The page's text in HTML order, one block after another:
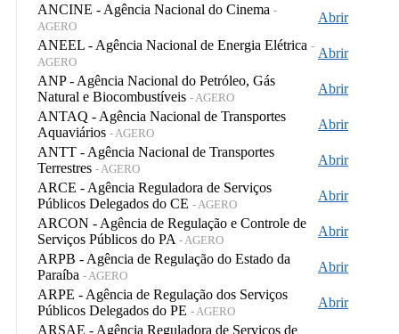
ANCINE - Agência Nacional do Cinema -
AGERO
Abrir
ANEEL - Agência Nacional de Energia Elétrica -
AGERO
Abrir
ANP - Agência Nacional do Petróleo, Gás
Natural e Biocombustíveis - AGERO
Abrir
ANTAQ - Agência Nacional de Transportes
Aquaviários - AGERO
Abrir
ANTT - Agência Nacional de Transportes
Terrestres - AGERO
Abrir
ARCE - Agência Reguladora de Serviços
Públicos Delegados do CE - AGERO
Abrir
ARCON - Agência de Regulação e Controle de
Serviços Públicos do PA - AGERO
Abrir
ARPB - Agência de Regulação do Estado da
Paraíba - AGERO
Abrir
ARPE - Agência de Regulação dos Serviços
Públicos Delegados do PE - AGERO
Abrir
ARSAE - Agência Reguladora de Serviços de